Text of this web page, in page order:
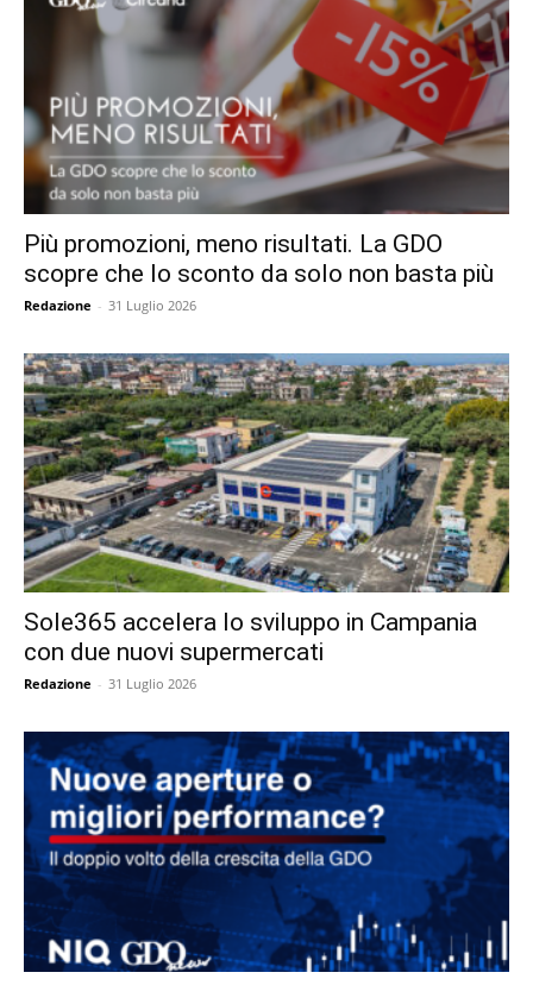
Più promozioni, meno risultati. La GDO
scopre che lo sconto da solo non basta più
Redazione - 31 Luglio 2026
Sole365 accelera lo sviluppo in Campania
con due nuovi supermercati
Redazione - 31 Luglio 2026